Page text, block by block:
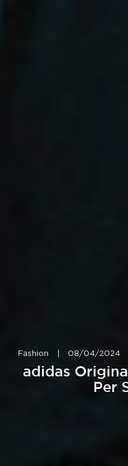
Fashion 08/04/2024
adidas
Per